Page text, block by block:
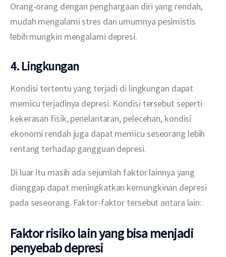
Orang-orang dengan penghargaan diri yang rendah,
mudah mengalami stres dan umumnya pesimistis
lebih mungkin mengalami depresi.
4. Lingkungan
Kondisi tertentu yang terjadi di lingkungan dapat
memicu terjadinya depresi. Kondisi tersebut seperti
kekerasan fisik, penelantaran, pelecehan, kondisi
ekonomi rendah juga dapat memicu seseorang lebih
rentang terhadap gangguan depresi.
Di luar itu masih ada sejumlah faktor lainnya yang
dianggap dapat meningkatkan kemungkinan depresi
pada seseorang. Faktor-faktor tersebut antara lain:
Faktor risiko lain yang bisa menjadi
penyebab depresi